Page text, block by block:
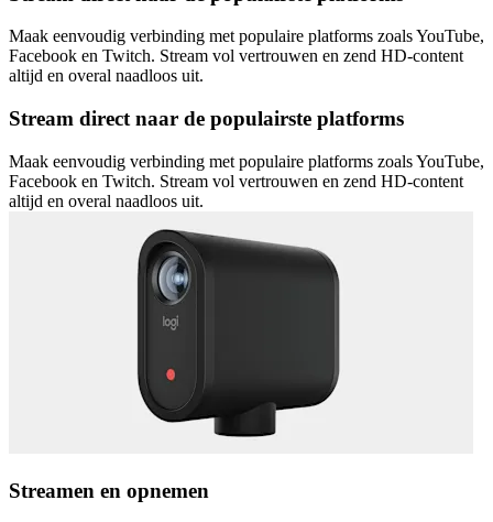
Maak eenvoudig verbinding met populaire platforms zoals YouTube,
Facebook en Twitch. Stream vol vertrouwen en zend HD-content
altijd en overal naadloos uit.
Stream direct naar de populairste platforms
Maak eenvoudig verbinding met populaire platforms zoals YouTube,
Facebook en Twitch. Stream vol vertrouwen en zend HD-content
altijd en overal naadloos uit.
Streamen en opnemen